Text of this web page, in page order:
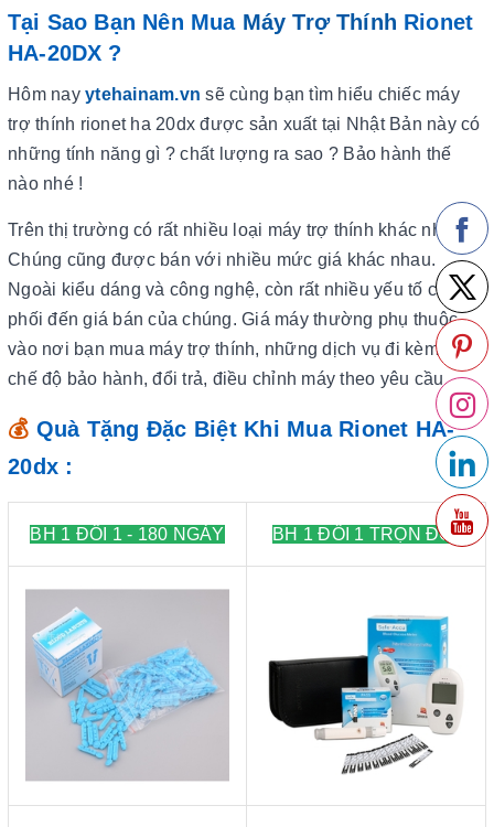
Tại Sao Bạn Nên Mua Máy Trợ Thính Rionet
HA-20DX ?
Hôm nay ytehainam.vn sẽ cùng bạn tìm hiểu chiếc máy
trợ thính rionet ha 20dx được sản xuất tại Nhật Bản này có
những tính năng gì ? chất lượng ra sao ? Bảo hành thế
nào nhé !
Trên thị trường có rất nhiều loại máy trợ thính khác nhau.
Chúng cũng được bán với nhiều mức giá khác nhau.
Ngoài kiểu dáng và công nghệ, còn rất nhiều yếu tố chi
phối đến giá bán của chúng. Giá máy thường phụ thuộc
vào nơi bạn mua máy trợ thính, những dịch vụ đi kèm như
chế độ bảo hành, đổi trả, điều chỉnh máy theo yêu cầu…..
💰 Quà Tặng Đặc Biệt Khi Mua Rionet HA-
20dx :
BH 1 ĐÔI 1 - 180 NGÀY BH 1 ĐỔI 1 TRỌN ĐỜI